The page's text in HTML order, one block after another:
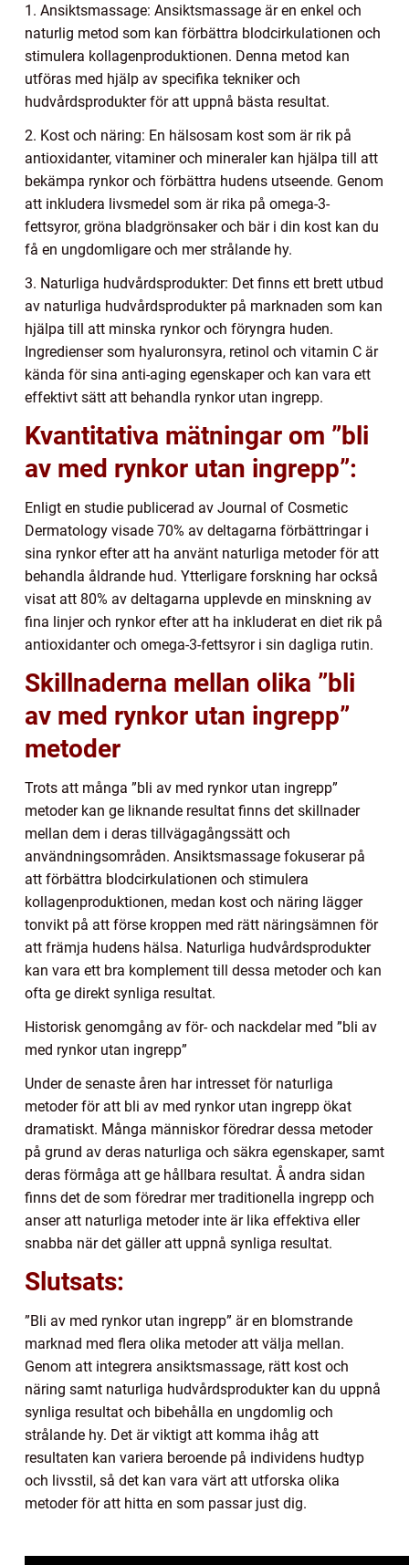
1. Ansiktsmassage: Ansiktsmassage är en enkel och
naturlig metod som kan förbättra blodcirkulationen och
stimulera kollagenproduktionen. Denna metod kan
utföras med hjälp av specifika tekniker och
hudvårdsprodukter för att uppnå bästa resultat.
2. Kost och näring: En hälsosam kost som är rik på
antioxidanter, vitaminer och mineraler kan hjälpa till att
bekämpa rynkor och förbättra hudens utseende. Genom
att inkludera livsmedel som är rika på omega-3-
fettsyror, gröna bladgrönsaker och bär i din kost kan du
få en ungdomligare och mer strålande hy.
3. Naturliga hudvårdsprodukter: Det finns ett brett utbud
av naturliga hudvårdsprodukter på marknaden som kan
hjälpa till att minska rynkor och föryngra huden.
Ingredienser som hyaluronsyra, retinol och vitamin C är
kända för sina anti-aging egenskaper och kan vara ett
effektivt sätt att behandla rynkor utan ingrepp.
Kvantitativa mätningar om ”bli
av med rynkor utan ingrepp”:
Enligt en studie publicerad av Journal of Cosmetic
Dermatology visade 70% av deltagarna förbättringar i
sina rynkor efter att ha använt naturliga metoder för att
behandla åldrande hud. Ytterligare forskning har också
visat att 80% av deltagarna upplevde en minskning av
fina linjer och rynkor efter att ha inkluderat en diet rik på
antioxidanter och omega-3-fettsyror i sin dagliga rutin.
Skillnaderna mellan olika ”bli
av med rynkor utan ingrepp”
metoder
Trots att många ”bli av med rynkor utan ingrepp”
metoder kan ge liknande resultat finns det skillnader
mellan dem i deras tillvägagångssätt och
användningsområden. Ansiktsmassage fokuserar på
att förbättra blodcirkulationen och stimulera
kollagenproduktionen, medan kost och näring lägger
tonvikt på att förse kroppen med rätt näringsämnen för
att främja hudens hälsa. Naturliga hudvårdsprodukter
kan vara ett bra komplement till dessa metoder och kan
ofta ge direkt synliga resultat.
Historisk genomgång av för- och nackdelar med ”bli av
med rynkor utan ingrepp”
Under de senaste åren har intresset för naturliga
metoder för att bli av med rynkor utan ingrepp ökat
dramatiskt. Många människor föredrar dessa metoder
på grund av deras naturliga och säkra egenskaper, samt
deras förmåga att ge hållbara resultat. Å andra sidan
finns det de som föredrar mer traditionella ingrepp och
anser att naturliga metoder inte är lika effektiva eller
snabba när det gäller att uppnå synliga resultat.
Slutsats:
”Bli av med rynkor utan ingrepp” är en blomstrande
marknad med flera olika metoder att välja mellan.
Genom att integrera ansiktsmassage, rätt kost och
näring samt naturliga hudvårdsprodukter kan du uppnå
synliga resultat och bibehålla en ungdomlig och
strålande hy. Det är viktigt att komma ihåg att
resultaten kan variera beroende på individens hudtyp
och livsstil, så det kan vara värt att utforska olika
metoder för att hitta en som passar just dig.